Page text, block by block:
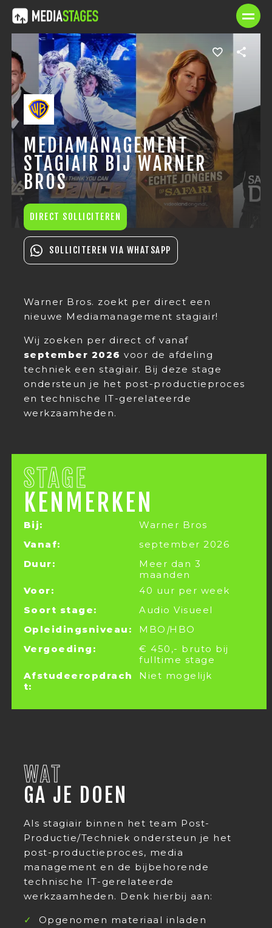
MEDIAMANAGEMENT
STAGIAIR BIJ WARNER
BROS
DIRECT SOLLICITEREN
SOLLICITEREN VIA WHATSAPP
Warner Bros. zoekt per direct een
nieuwe Mediamanagement stagiair!
Wij zoeken per direct of vanaf
september 2026 voor de afdeling
techniek een stagiair. Bij deze stage
ondersteun je het post-productieproces
en technische IT-gerelateerde
werkzaamheden.
STAGE
KENMERKEN
Bij:
Warner Bros
Vanaf:
september 2026
Duur:
Meer dan 3
maanden
Voor:
40 uur per week
Soort stage:
Audio Visueel
Opleidingsniveau:
MBO |HBO
Vergoeding:
€ 450,- bruto bij
fulltime stage
Afstudeeropdrach
t:
Niet mogelijk
WAT
GA JE DOEN
Als stagiair binnen het team Post-
Productie/Techniek ondersteun je het
post-productieproces, media
management en de bijbehorende
technische IT-gerelateerde
werkzaamheden. Denk hierbij aan:
Opgenomen materiaal inladen